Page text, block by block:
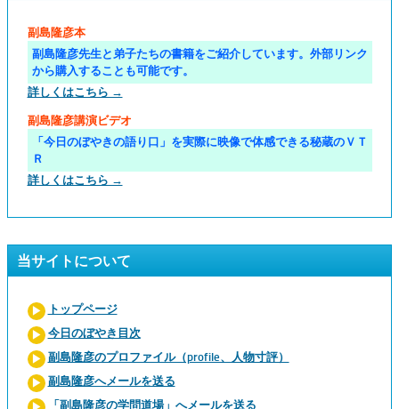
副島隆彦本
副島隆彦先生と弟子たちの書籍をご紹介しています。外部リンク
から購入することも可能です。
詳しくはこちら →
副島隆彦講演ビデオ
「今日のぼやきの語り口」を実際に映像で体感できる秘蔵のＶＴ
Ｒ
詳しくはこちら →
当サイトについて
トップページ
今日のぼやき目次
副島隆彦のプロファイル（profile、人物寸評）
副島隆彦へメールを送る
「副島隆彦の学問道場」へメールを送る